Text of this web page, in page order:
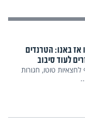
אז באנו: הטרנדים
לעוד סיבוב
טוטו, חגורות